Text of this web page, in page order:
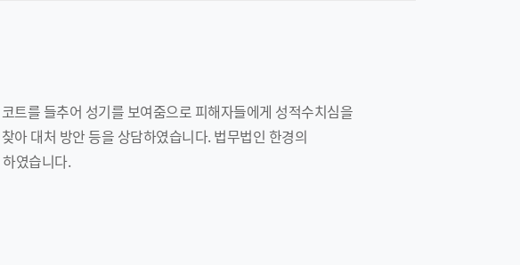
트를 들추어 성기를 보여줌으로 피해자들에게 성적수치심을
아 대처 방안 등을 상담하였습니다. 법무법인 한경의
였습니다.